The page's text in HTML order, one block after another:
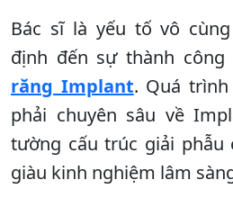
Bác sĩ là yếu tố vô
định đến sự thành công
răng Implant. Quá
phải chuyên sâu về
tường cấu trúc giải phẫu
giàu kinh nghiệm lâm